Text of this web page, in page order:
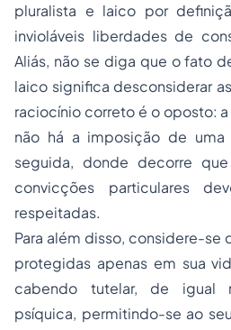
pluralista e laico por
invioláveis liberdades de
Aliás, não se diga que o fato
laico significa desconsiderar
raciocínio correto é o oposto:
não há a imposição de uma
seguida, donde decorre
convicções particulares
respeitadas.
Para além disso, considere-se
protegidas apenas em sua
cabendo tutelar, de igual
psíquica, permitindo-se ao